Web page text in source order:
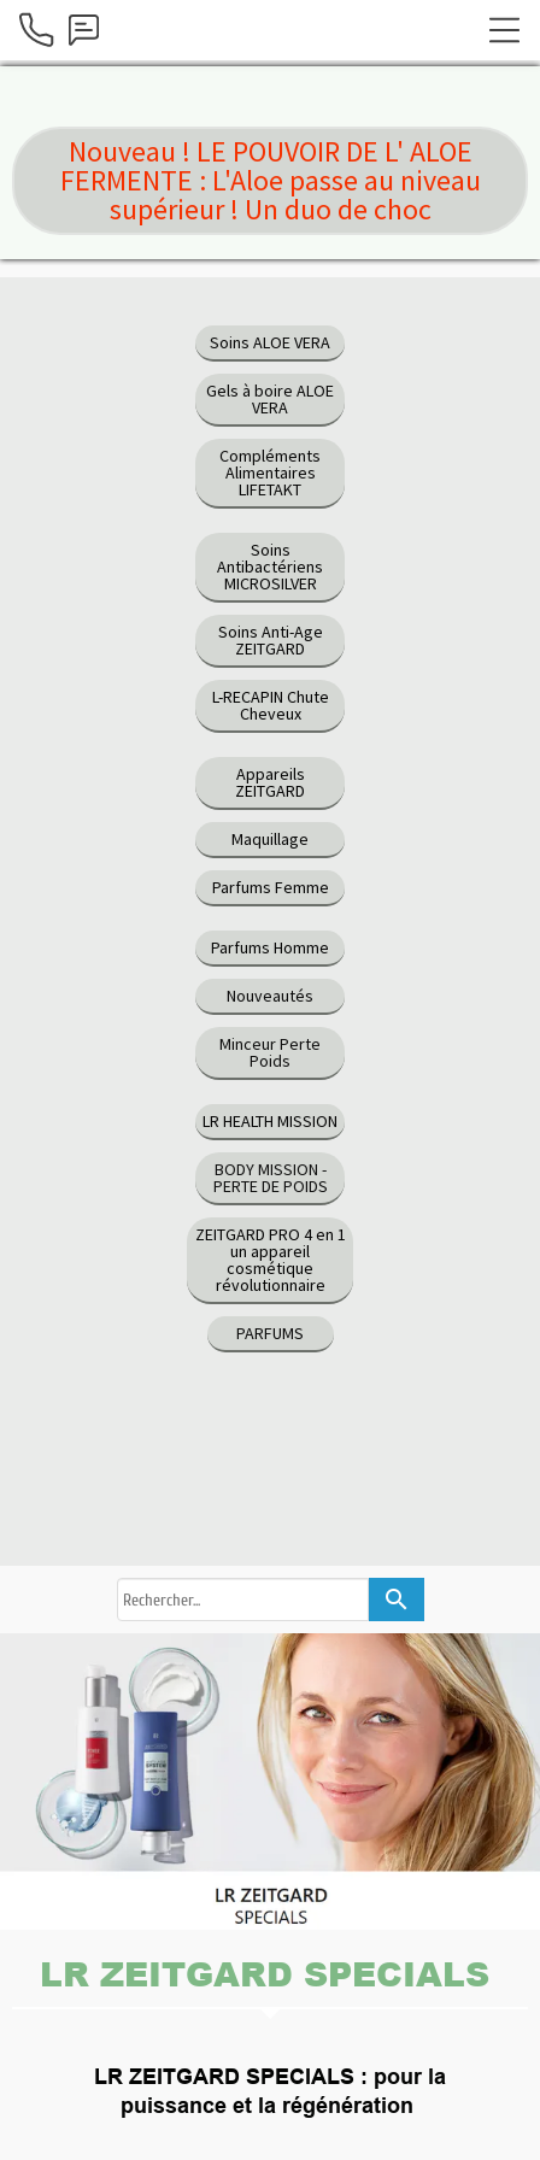
Nouveau ! LE POUVOIR DE L' ALOE
FERMENTE : L'Aloe passe au niveau
supérieur ! Un duo de choc
Soins ALOE VERA
Gels à boire ALOE
VERA
Compléments
Alimentaires
LIFETAKT
Soins
Antibactériens
MICROSILVER
Soins Anti-Age
ZEITGARD
L-RECAPIN Chute
Cheveux
Appareils
ZEITGARD
Maquillage
Parfums Femme
Parfums Homme
Nouveautés
Minceur Perte
Poids
LR HEALTH MISSION
BODY MISSION -
PERTE DE POIDS
ZEITGARD PRO 4 en 1
un appareil
cosmétique
révolutionnaire
PARFUMS
search
LR ZEITGARD SPECIALS
LR ZEITGARD SPECIALS : pour la
puissance et la régénération